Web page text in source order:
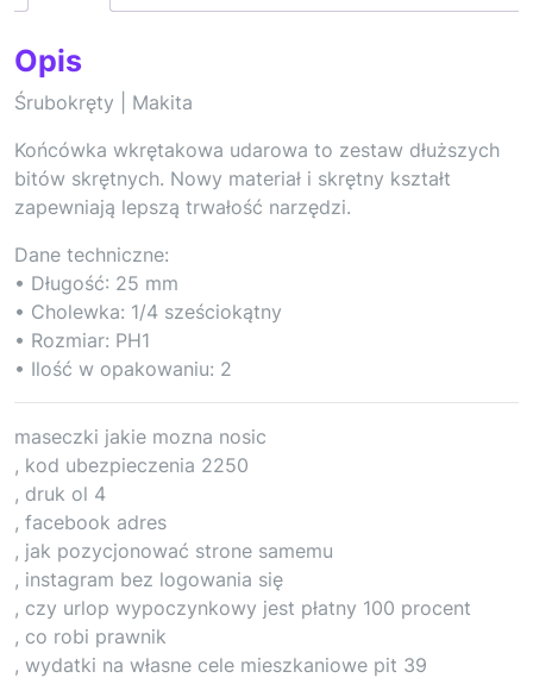
Opis
Śrubokręty | Makita
Końcówka wkrętakowa udarowa to zestaw dłuższych
bitów skrętnych. Nowy materiał i skrętny kształt
zapewniają lepszą trwałość narzędzi.
Dane techniczne:
• Długość: 25 mm
• Cholewka: 1/4 sześciokątny
• Rozmiar: PH1
• Ilość w opakowaniu: 2
maseczki jakie mozna nosic
, kod ubezpieczenia 2250
, druk ol 4
, facebook adres
, jak pozycjonować strone samemu
, instagram bez logowania się
, czy urlop wypoczynkowy jest płatny 100 procent
, co robi prawnik
, wydatki na własne cele mieszkaniowe pit 39